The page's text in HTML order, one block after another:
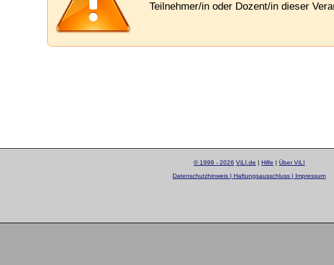
Teilnehmer/in oder Dozent/in dieser
© 1998 - 2026 ViLI.de | Hilfe | Über ViLI
Datenschutzhinweis | Haftungsausschluss | Impressum